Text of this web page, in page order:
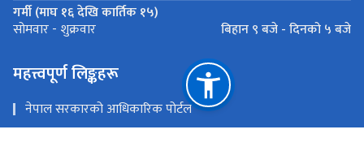
गर्मी (माघ १६ देखि कार्तिक १५)
सोमवार - शुक्रवार बिहान ९ बजे - दिनको ५ बजे
महत्त्वपूर्ण लिङ्कहरू
नेपाल सरकारको आधिकारिक पोर्टल